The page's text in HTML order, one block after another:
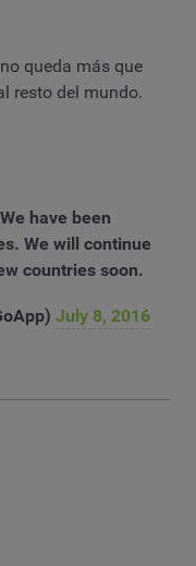
queda más que
resto del mundo.
have been
We will continue
countries soon.
July 8, 2016